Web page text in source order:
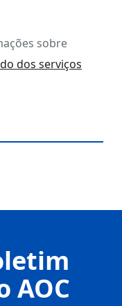
sobre
dos serviços
AOC